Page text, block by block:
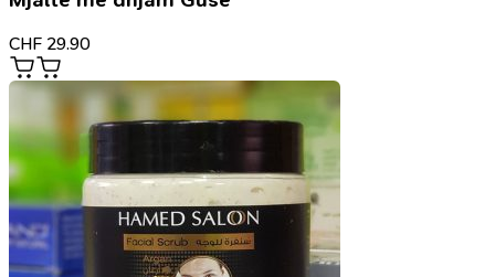
CHF 29.90